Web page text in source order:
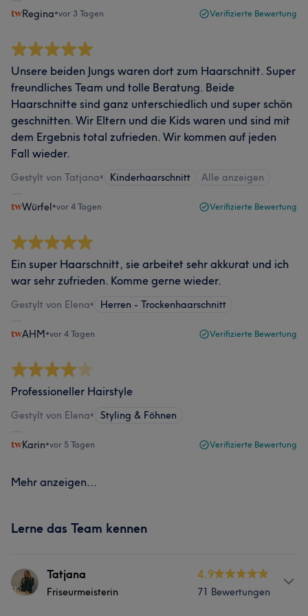
Regina•vor 3 Tagen Verifizierte Bewertung
Unsere beiden Jungs waren dort zum Haarschnitt. Super
freundliches Team und tolle Beratung. Beide
Haarschnitte sind ganz unterschiedlich und super schön
geschnitten. Wir Eltern und die Kids waren und sind mit
dem Ergebnis total zufrieden. Wir kommen auf jeden
Fall wieder.
Gestylt von Tatjana• Kinderhaarschnitt Alle anzeigen
Würfel•vor 4 Tagen Verifizierte Bewertung
Ein super Haarschnitt, sie arbeitet sehr akkurat und ich
war sehr zufrieden. Komme gerne wieder.
Gestylt von Elena• Herren - Trockenhaarschnitt
AHM•vor 4 Tagen Verifizierte Bewertung
Professioneller Hairstyle
Gestylt von Elena• Styling & Föhnen
Karin•vor 5 Tagen Verifizierte Bewertung
Mehr anzeigen...
Lerne das Team kennen
Tatjana
Friseurmeisterin
4.9
71 Bewertungen